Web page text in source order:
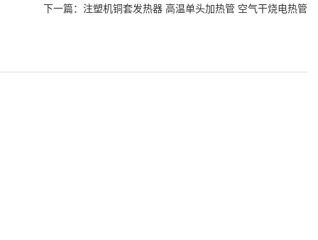
下一篇： 注塑机铜套发热器 高温单头加热管 空气干烧电热管